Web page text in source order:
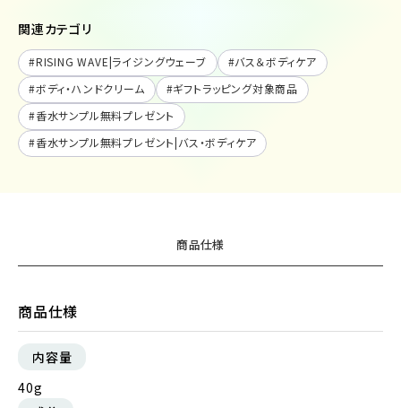
関連カテゴリ
#RISING WAVE|ライジングウェーブ #バス＆ボディケア
#ボディ・ハンドクリーム #ギフトラッピング対象商品
#香水サンプル無料プレゼント
#香水サンプル無料プレゼント|バス・ボディケア
商品仕様
商品仕様
内容量
40g